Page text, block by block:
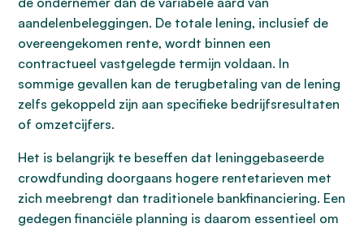
aandelenbeleggingen. De totale lening, inclusief de
overeengekomen rente, wordt binnen een
contractueel vastgelegde termijn voldaan. In
sommige gevallen kan de terugbetaling van de lening
zelfs gekoppeld zijn aan specifieke bedrijfsresultaten
of omzetcijfers.
Het is belangrijk te beseffen dat leninggebaseerde
crowdfunding doorgaans hogere rentetarieven met
zich meebrengt dan traditionele bankfinanciering. Een
gedegen financiële planning is daarom essentieel om